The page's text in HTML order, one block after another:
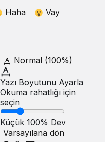
Haha
Vay
Normal (100%)
Yazı Boyutunu Ayarla
Okuma rahatlığı için
seçin
Küçük 100% Dev
Varsayılana dön